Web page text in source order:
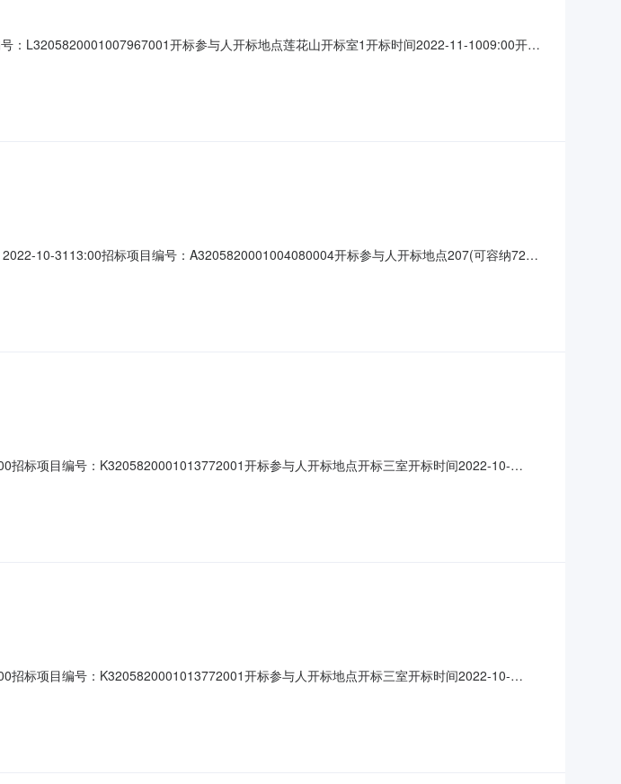
：L3205820001007967001开标参与人开标地点莲花山开标室1开标时间2022-11-1009:00开标
金金额:0.00
10-3113:00招标项目编号：A3205820001004080004开标参与人开标地点207(可容纳72人)
;质量要求:;保证金金额:0.0
标项目编号：K3205820001013772001开标参与人开标地点开标三室开标时间2022-10-
:;报价:0.00元/%;工期:日历天;质量要求:;
标项目编号：K3205820001013772001开标参与人开标地点开标三室开标时间2022-10-
;质量要求:;保证金